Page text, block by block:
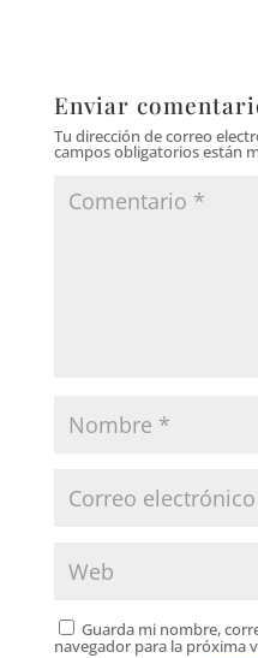
Enviar
Tu dirección de correo
campos obligatorios están
Guarda mi nombre,
navegador para la próxima